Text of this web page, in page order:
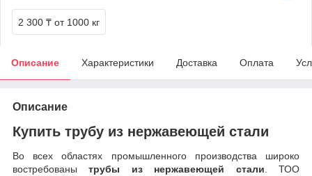
2 300 ₸ от 1000 кг
Описание Характеристики Доставка Оплата
Описание
Купить трубу из нержавеющей стали
Во всех областях промышленного производства широко
востребованытрубы из нержавеющей стали. ТОО